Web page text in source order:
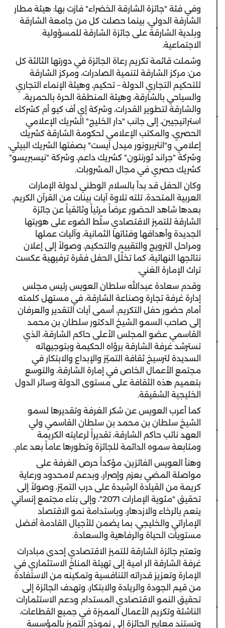
وفي فئة "جائزة الشارقة الخضراء" فازت بها: هيئة مطار
الشارقة الدولي، بينما حصلت كل من جامعة الشارقة
وبلدية الشارقة على جائزة الشارقة للمسؤولية
الاجتماعية.
وشملت قائمة تكريم رعاة الجائزة في دورتها الثالثة كل
من: مركز الشارقة لتنمية الصادرات، ومركز الشارقة
للتحكيم التجاري الدولة – تحكيم، وهيئة الإنماء التجاري
والسياحي بالشارقة، وهيئة المنطقة الحرة بالحمرية،
والشارقة لتطوير القدرات، وشركة إي أف كيو أم كشركاء
استراتيجيين، إلى جانب "دار الخليج" الشريك الإعلامي
الحصري، والمكتب الإعلامي لحكومة الشارقة كشريك
إعلامي، و"انتربرونور ميدل ايست" بصفتها الشريك البيئي،
وشركة "جراند ثورنتون" كشريك داعم، وشركة "نيسبريسو"
كشريك حصري في مجال المشروبات.
وكان الحفل قد بدأ بالسلام الوطني لدولة الإمارات
العربية المتحدة، تلته تلاوة آيات بينات من القرآن الكريم،
بعدها شاهد الحضور عرضاً مرئياً وثائقياً عن جائزة
الشارقة للتميز الاقتصادي سلّط الضوء على هويتها
الجديدة وأهدافها وفئاتها الثمانية، وآليات عملها
ومراحل الترويج والتقييم والتحكيم، وصولاً إلى إعلان
نتائجها النهائية، كما تخلّل الحفل فقرة ترفيهية عكست
تراث الإمارة الغني.
وقدم سعادة عبدالله سلطان العويس رئيس مجلس
إدارة غرفة تجارة وصناعة الشارقة، في مستهل كلمته
أمام حضور حفل التكريم، أسمى آيات التقدير والعرفان
إلى صاحب السمو الشيخ الدكتور سلطان بن محمد
القاسمي عضو المجلس الأعلى حاكم الشارقة، الذي
تسترشد غرفة الشارقة برؤاه الحكيمة وبتوجيهاته
السديدة لترسيخ ثقافة التميّز والإبداع والابتكار في
مجتمع الأعمال الخاص في إمارة الشارقة، والتوسع
بتعميم هذه الثقافة على مستوى الدولة وسائر الدول
الخليجية الشقيقة.
كما أعرب العويس عن شكر الغرفة وتقديرها لسمو
الشيخ سلطان بن محمد بن سلطان القاسمي ولي
العهد نائب حاكم الشارقة، تقديراً لرعايته الكريمة
ومتابعة سموه الدائمة للجائزة وتطورها عاماً بعد عام.
وهنأ العويس الفائزين، مؤكداً حرص الغرفة على
مواصلة المضي بعزم وإصرار، وبدعم لامحدود ورعاية
كريمة من القيادة الرشيدة على درب التميّز، وصولاً إلى
تحقيق "مئوية الإمارات 2071"، وإلى بناء مجتمع إنساني
ينعم بالرخاء والازدهار، وباستدامة نمو الاقتصاد
الإماراتي والخليجي، بما يضمن للأجيال القادمة أفضل
مستويات الحياة والرفاهية والسعادة.
وتعتبر جائزة الشارقة للتميز الاقتصادي إحدى مبادرات
غرفة الشارقة الر امية إلى تهيئة المناخ الاستثماري في
الإمارة وتعزيز قدراته التنافسية وتمكينه من الاستفادة
من قيم الجودة والريادة والابتكار، وتهدف الجائزة إلى
تحقيق النمو الاقتصادي المستدام ودعم الاستثمارات
الناشئة وتكريم الأعمال المميزة في جميع القطاعات،
وتستند معايير الجائزة إلى نموذج التميز بالمؤسسة